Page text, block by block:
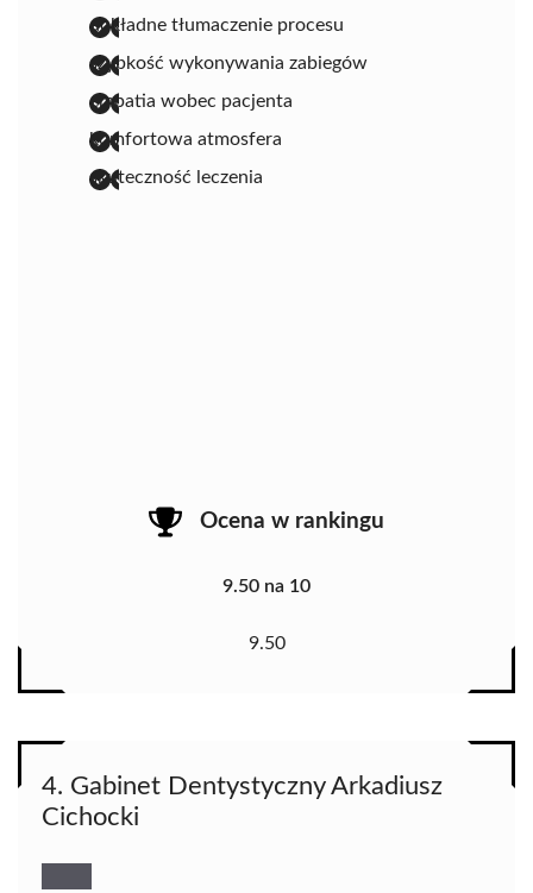
dokładne tłumaczenie procesu
szybkość wykonywania zabiegów
empatia wobec pacjenta
komfortowa atmosfera
skuteczność leczenia
Ocena w rankingu
9.50 na 10
9.50
4. Gabinet Dentystyczny Arkadiusz
Cichocki